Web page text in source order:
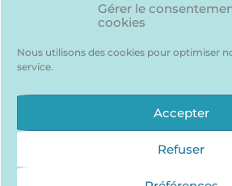
Gérer le
cookies
Nous utilisons des cookies pour optimiser
service.
Accepter
Refuser
J’ai perdu mon mot de passe
Déconnexion
Des produits me plaisent mais je suis
problème, pour les garder en mémoire…
J’accède à ma liste d’envie !